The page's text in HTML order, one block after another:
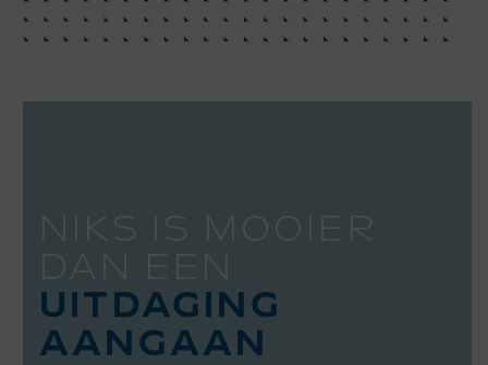
NIKS IS MOOIER
DAN EEN
UITDAGING
AANGAAN